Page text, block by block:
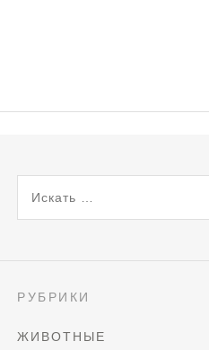
РУБРИКИ
ЖИВОТНЫЕ